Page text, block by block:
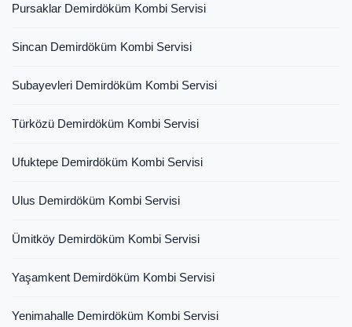
Pursaklar Demirdöküm Kombi Servisi
Sincan Demirdöküm Kombi Servisi
Subayevleri Demirdöküm Kombi Servisi
Türközü Demirdöküm Kombi Servisi
Ufuktepe Demirdöküm Kombi Servisi
Ulus Demirdöküm Kombi Servisi
Ümitköy Demirdöküm Kombi Servisi
Yaşamkent Demirdöküm Kombi Servisi
Yenimahalle Demirdöküm Kombi Servisi